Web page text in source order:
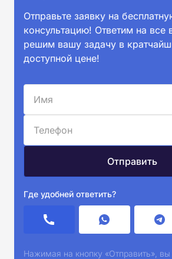
Отправьте заявку на
консультацию! Ответим на все
решим вашу задачу в
доступной цене!
Где удобней ответить?
Нажимая на кнопку «Отправить», вы